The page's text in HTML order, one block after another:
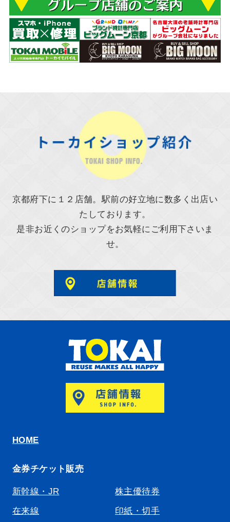
京都府下に１２店舗。駅前の好立地に数多く出店い
たしております。
是非お近くのショップをお気軽にご利用下さいま
せ。
HOME
金券チケット販売
新幹線・JR
株主優待券
在来線
印紙・切手